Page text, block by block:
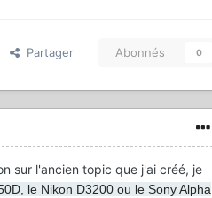
Partager Abonnés 0
sur l'ancien topic que j'ai créé, je
le Nikon D3200 ou le Sony Alpha